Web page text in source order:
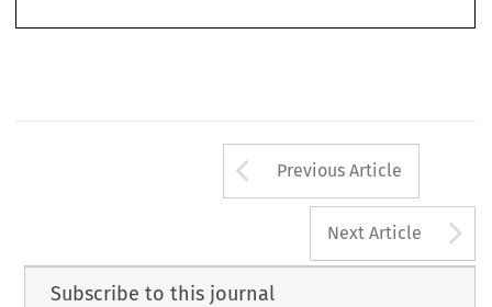
Arrow button
Previous Article
Next Article
Subscribe to this journal